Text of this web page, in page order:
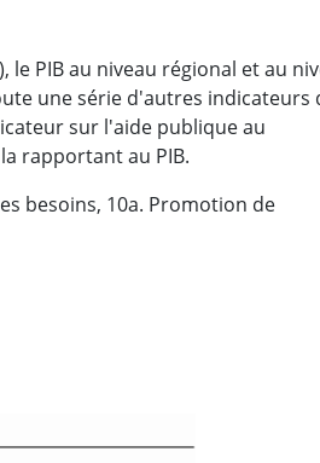
PIB au niveau régional et au
une série d'autres indicateurs
sur l'aide publique au
rapportant au PIB.
besoins, 10a. Promotion de